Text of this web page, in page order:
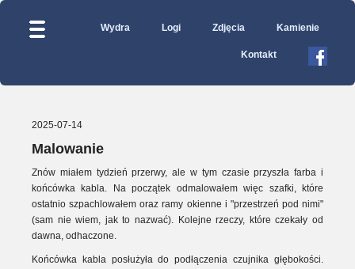
Wydra Logi Zdjęcia Kamienie
Kontakt
2025-07-14
Malowanie
Znów miałem tydzień przerwy, ale w tym czasie przyszła farba i
końcówka kabla. Na początek odmalowałem więc szafki, które
ostatnio szpachlowałem oraz ramy okienne i "przestrzeń pod nimi"
(sam nie wiem, jak to nazwać). Kolejne rzeczy, które czekały od
dawna, odhaczone.
Końcówka kabla posłużyła do podłączenia czujnika głębokości.